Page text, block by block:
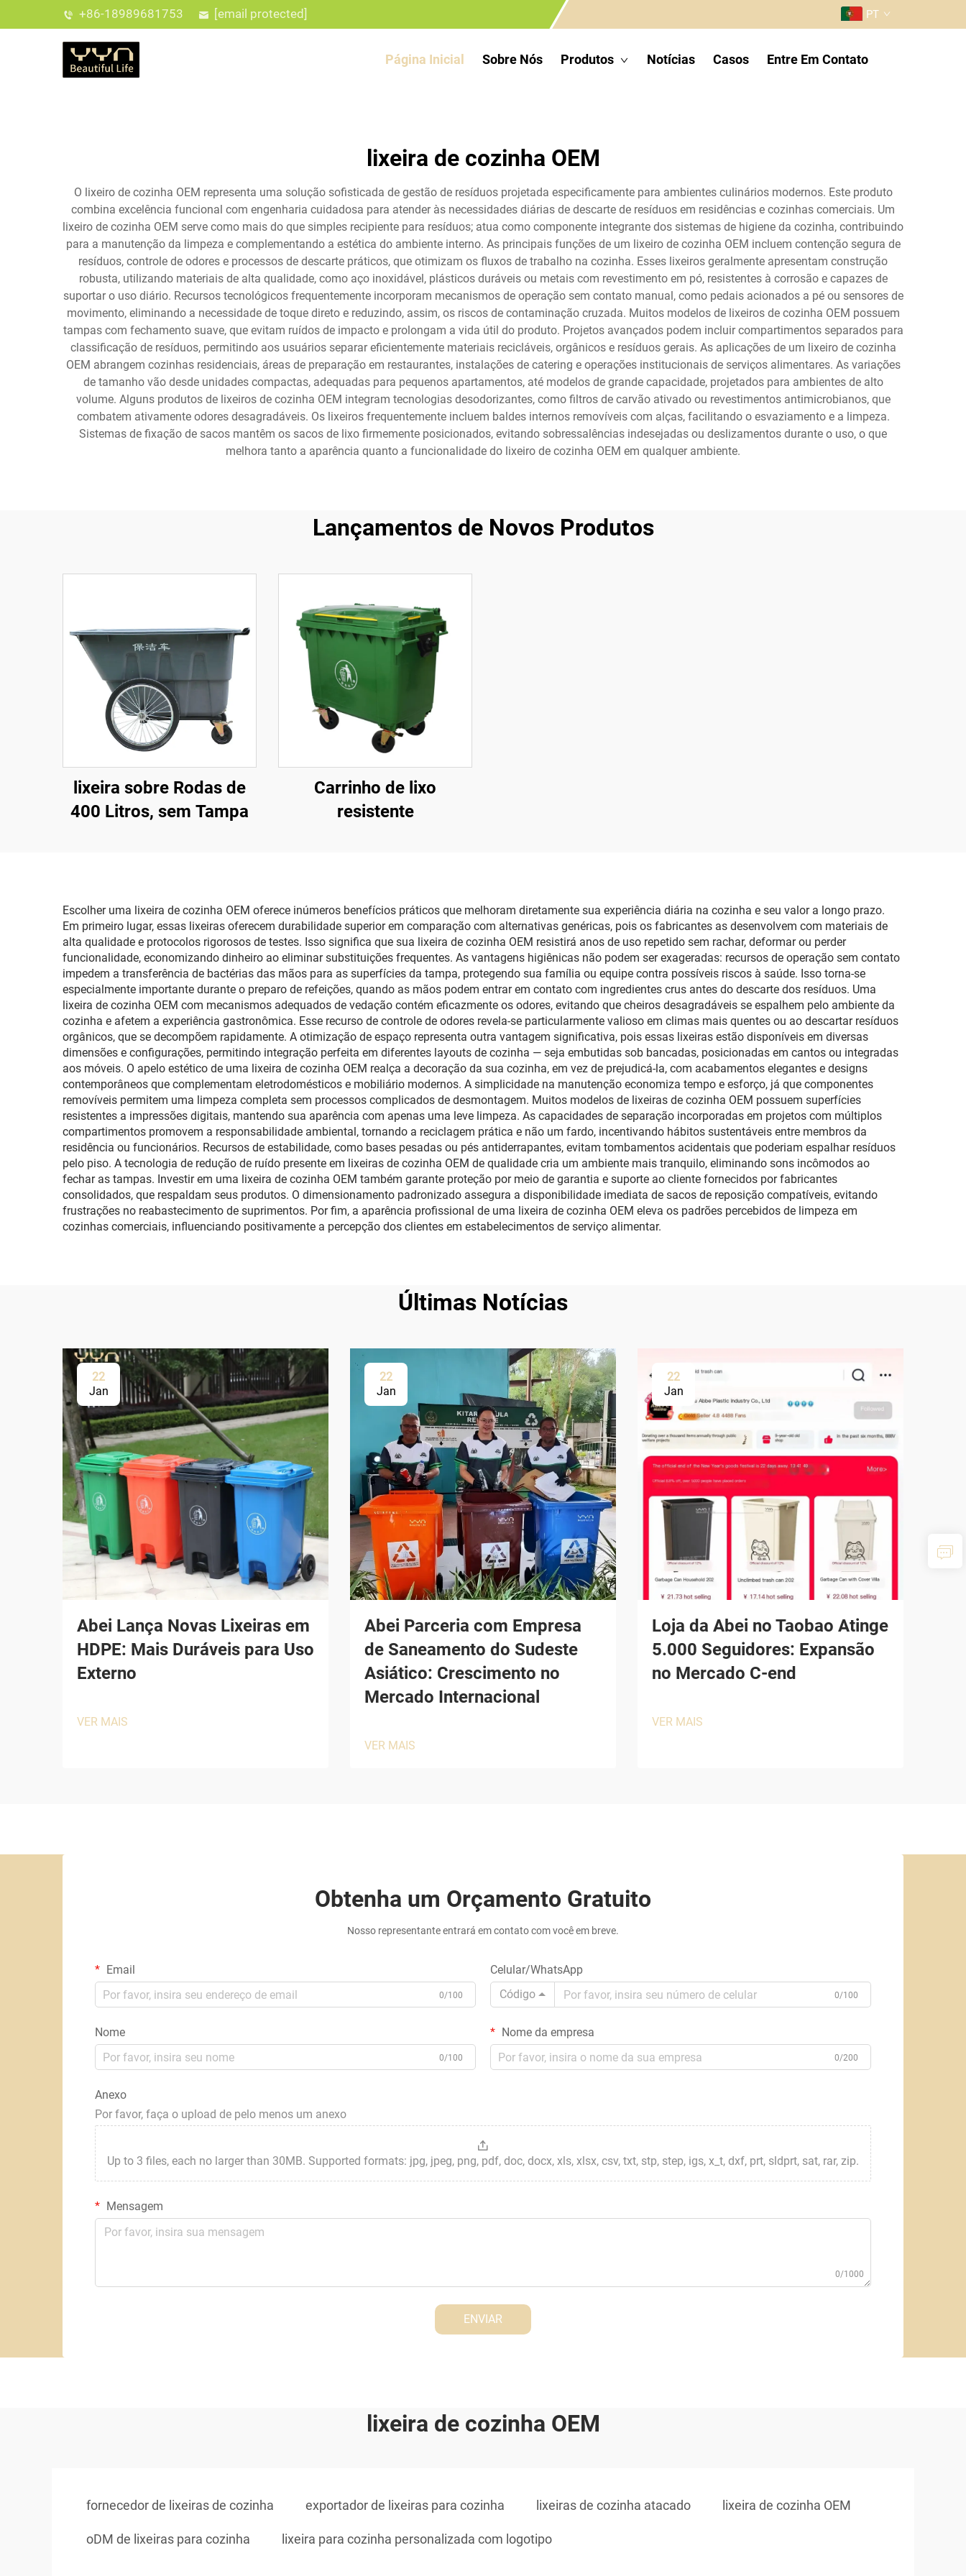
+86-18989681753 [email protected] PT
Página Inicial Sobre Nós Produtos Notícias Casos Entre Em Contato
lixeira de cozinha OEM
O lixeiro de cozinha OEM representa uma solução sofisticada de gestão de resíduos projetada especificamente para ambientes culinários modernos. Este produto
combina excelência funcional com engenharia cuidadosa para atender às necessidades diárias de descarte de resíduos em residências e cozinhas comerciais. Um
lixeiro de cozinha OEM serve como mais do que simples recipiente para resíduos; atua como componente integrante dos sistemas de higiene da cozinha, contribuindo
para a manutenção da limpeza e complementando a estética do ambiente interno. As principais funções de um lixeiro de cozinha OEM incluem contenção segura de
resíduos, controle de odores e processos de descarte práticos, que otimizam os fluxos de trabalho na cozinha. Esses lixeiros geralmente apresentam construção
robusta, utilizando materiais de alta qualidade, como aço inoxidável, plásticos duráveis ou metais com revestimento em pó, resistentes à corrosão e capazes de
suportar o uso diário. Recursos tecnológicos frequentemente incorporam mecanismos de operação sem contato manual, como pedais acionados a pé ou sensores de
movimento, eliminando a necessidade de toque direto e reduzindo, assim, os riscos de contaminação cruzada. Muitos modelos de lixeiros de cozinha OEM possuem
tampas com fechamento suave, que evitam ruídos de impacto e prolongam a vida útil do produto. Projetos avançados podem incluir compartimentos separados para
classificação de resíduos, permitindo aos usuários separar eficientemente materiais recicláveis, orgânicos e resíduos gerais. As aplicações de um lixeiro de cozinha
OEM abrangem cozinhas residenciais, áreas de preparação em restaurantes, instalações de catering e operações institucionais de serviços alimentares. As variações
de tamanho vão desde unidades compactas, adequadas para pequenos apartamentos, até modelos de grande capacidade, projetados para ambientes de alto
volume. Alguns produtos de lixeiros de cozinha OEM integram tecnologias desodorizantes, como filtros de carvão ativado ou revestimentos antimicrobianos, que
combatem ativamente odores desagradáveis. Os lixeiros frequentemente incluem baldes internos removíveis com alças, facilitando o esvaziamento e a limpeza.
Sistemas de fixação de sacos mantêm os sacos de lixo firmemente posicionados, evitando sobressalências indesejadas ou deslizamentos durante o uso, o que
melhora tanto a aparência quanto a funcionalidade do lixeiro de cozinha OEM em qualquer ambiente.
Lançamentos de Novos Produtos
lixeira sobre Rodas de
400 Litros, sem Tampa
Carrinho de lixo
resistente
Escolher uma lixeira de cozinha OEM oferece inúmeros benefícios práticos que melhoram diretamente sua experiência diária na cozinha e seu valor a longo prazo.
Em primeiro lugar, essas lixeiras oferecem durabilidade superior em comparação com alternativas genéricas, pois os fabricantes as desenvolvem com materiais de
alta qualidade e protocolos rigorosos de testes. Isso significa que sua lixeira de cozinha OEM resistirá anos de uso repetido sem rachar, deformar ou perder
funcionalidade, economizando dinheiro ao eliminar substituições frequentes. As vantagens higiênicas não podem ser exageradas: recursos de operação sem contato
impedem a transferência de bactérias das mãos para as superfícies da tampa, protegendo sua família ou equipe contra possíveis riscos à saúde. Isso torna-se
especialmente importante durante o preparo de refeições, quando as mãos podem entrar em contato com ingredientes crus antes do descarte dos resíduos. Uma
lixeira de cozinha OEM com mecanismos adequados de vedação contém eficazmente os odores, evitando que cheiros desagradáveis se espalhem pelo ambiente da
cozinha e afetem a experiência gastronômica. Esse recurso de controle de odores revela-se particularmente valioso em climas mais quentes ou ao descartar resíduos
orgânicos, que se decompõem rapidamente. A otimização de espaço representa outra vantagem significativa, pois essas lixeiras estão disponíveis em diversas
dimensões e configurações, permitindo integração perfeita em diferentes layouts de cozinha — seja embutidas sob bancadas, posicionadas em cantos ou integradas
aos móveis. O apelo estético de uma lixeira de cozinha OEM realça a decoração da sua cozinha, em vez de prejudicá-la, com acabamentos elegantes e designs
contemporâneos que complementam eletrodomésticos e mobiliário modernos. A simplicidade na manutenção economiza tempo e esforço, já que componentes
removíveis permitem uma limpeza completa sem processos complicados de desmontagem. Muitos modelos de lixeiras de cozinha OEM possuem superfícies
resistentes a impressões digitais, mantendo sua aparência com apenas uma leve limpeza. As capacidades de separação incorporadas em projetos com múltiplos
compartimentos promovem a responsabilidade ambiental, tornando a reciclagem prática e não um fardo, incentivando hábitos sustentáveis entre membros da
residência ou funcionários. Recursos de estabilidade, como bases pesadas ou pés antiderrapantes, evitam tombamentos acidentais que poderiam espalhar resíduos
pelo piso. A tecnologia de redução de ruído presente em lixeiras de cozinha OEM de qualidade cria um ambiente mais tranquilo, eliminando sons incômodos ao
fechar as tampas. Investir em uma lixeira de cozinha OEM também garante proteção por meio de garantia e suporte ao cliente fornecidos por fabricantes
consolidados, que respaldam seus produtos. O dimensionamento padronizado assegura a disponibilidade imediata de sacos de reposição compatíveis, evitando
frustrações no reabastecimento de suprimentos. Por fim, a aparência profissional de uma lixeira de cozinha OEM eleva os padrões percebidos de limpeza em
cozinhas comerciais, influenciando positivamente a percepção dos clientes em estabelecimentos de serviço alimentar.
Últimas Notícias
22
Jan
Abei Lança Novas Lixeiras em
HDPE: Mais Duráveis para Uso
Externo
VER MAIS
22
Jan
Abei Parceria com Empresa
de Saneamento do Sudeste
Asiático: Crescimento no
Mercado Internacional
VER MAIS
22
Jan
Loja da Abei no Taobao Atinge
5.000 Seguidores: Expansão
no Mercado C-end
VER MAIS
Obtenha um Orçamento Gratuito
Nosso representante entrará em contato com você em breve.
Email
0/100
Celular/WhatsApp
Código
0/100
Nome
0/100
Nome da empresa
0/200
Anexo
Por favor, faça o upload de pelo menos um anexo
Up to 3 files, each no larger than 30MB. Supported formats: jpg, jpeg, png, pdf, doc, docx, xls, xlsx, csv, txt, stp, step, igs, x_t, dxf, prt, sldprt, sat, rar, zip.
Mensagem
0/1000
ENVIAR
lixeira de cozinha OEM
fornecedor de lixeiras de cozinha exportador de lixeiras para cozinha lixeiras de cozinha atacado lixeira de cozinha OEM
oDM de lixeiras para cozinha lixeira para cozinha personalizada com logotipo